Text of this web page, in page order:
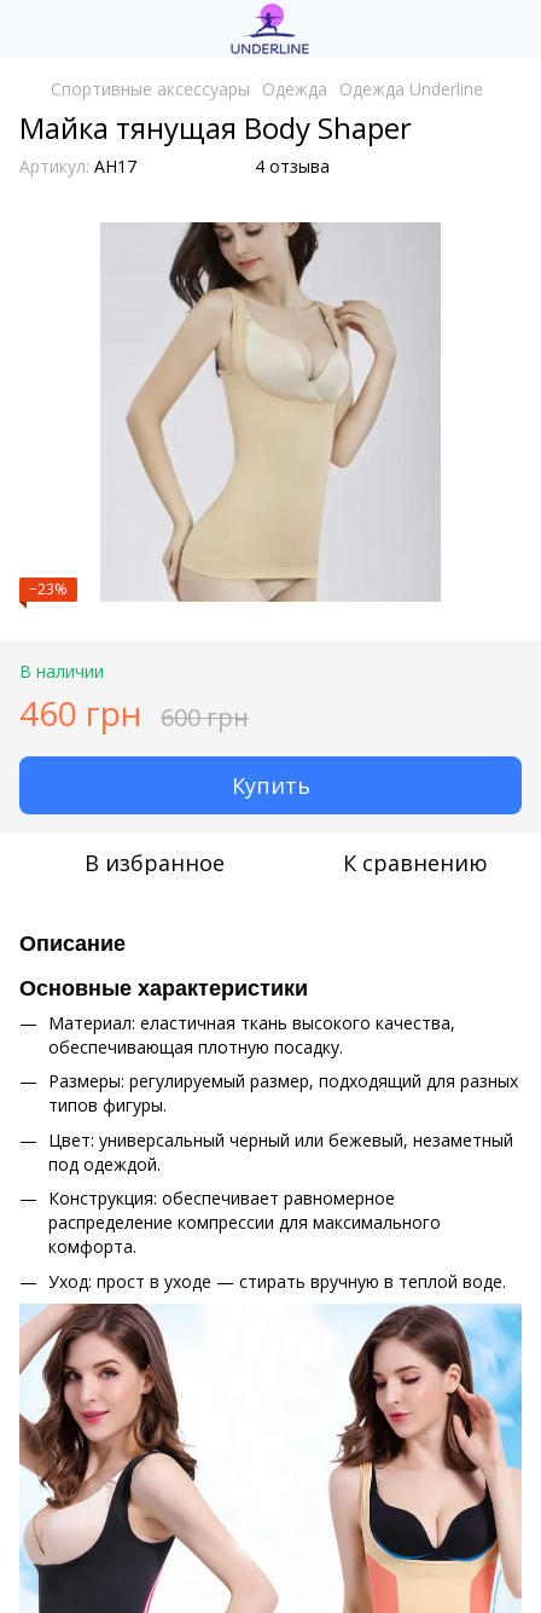
Cпортивные аксессуары Одежда Одежда Underline
Майка тянущая Body Shaper
Артикул: AH17 4 отзыва
−23%
В наличии
460 грн 600 грн
Купить
В избранное К сравнению
Описание
Основные характеристики
Материал: еластичная ткань высокого качества,
обеспечивающая плотную посадку.
Размеры: регулируемый размер, подходящий для разных
типов фигуры.
Цвет: универсальный черный или бежевый, незаметный
под одеждой.
Конструкция: обеспечивает равномерное
распределение компрессии для максимального
комфорта.
Уход: прост в уходе — стирать вручную в теплой воде.